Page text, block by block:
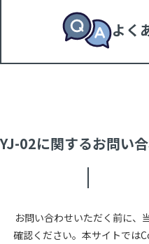
よく
YJ-02に関するお問い
お問い合わせいただく前に、
確認ください。本サイトでは